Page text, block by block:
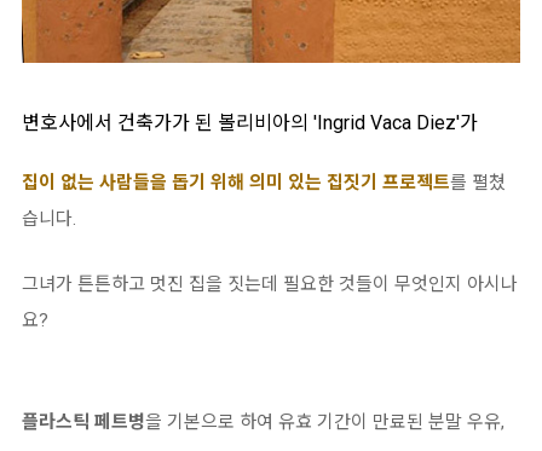
변호사에서 건축가가 된 볼리비아의 'Ingrid Vaca Diez'가
집이 없는 사람들을 돕기 위해 의미 있는 집짓기 프로젝트를 펼쳤
습니다.
그녀가 튼튼하고 멋진 집을 짓는데 필요한 것들이 무엇인지 아시나
요?
플라스틱 페트병을 기본으로 하여 유효 기간이 만료된 분말 우유,